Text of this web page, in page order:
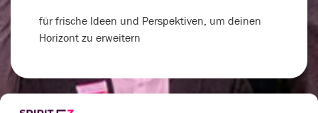
für frische Ideen und Perspektiven, um deinen
Horizont zu erweitern